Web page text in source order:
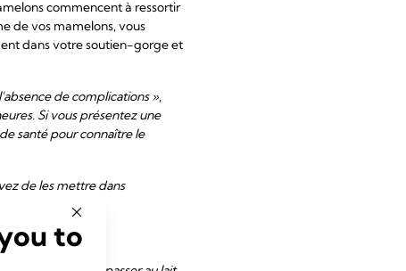
commencent à ressortir
de vos mamelons, vous
dans votre soutien-gorge et
de complications »,
Si vous présentez une
santé pour connaître le
de les mettre dans
to